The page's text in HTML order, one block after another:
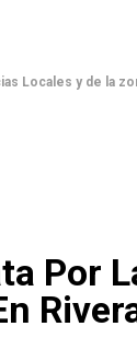
Locales y de la
Por